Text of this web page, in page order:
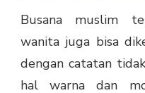
Busana muslim
wanita juga bisa
dengan catatan
hal warna dan